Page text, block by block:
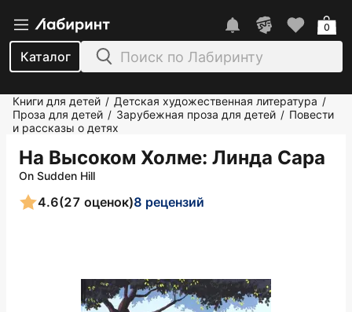
Каталог
0
Книги для детей / Детская художественная литература /
Проза для детей / Зарубежная проза для детей / Повести
и рассказы о детях
На Высоком Холме: Линда Сара
On Sudden Hill
4.6(27 оценок)8 рецензий